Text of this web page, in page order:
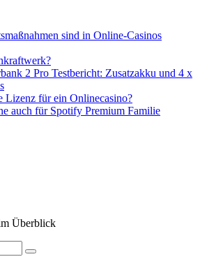
sind in Online-Casinos
2 Pro Testbericht: Zusatzakku und 4 x
Lizenz für ein Onlinecasino?
auch für Spotify Premium Familie
Überblick